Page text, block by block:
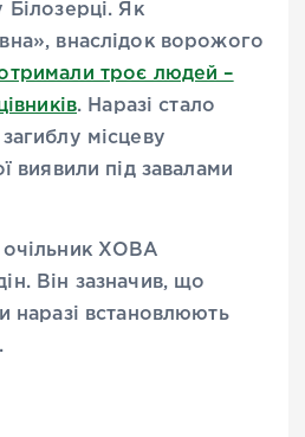
Білозерці. Як
внаслідок ворожого
троє людей –
. Наразі стало
місцеву
виявили під завалами
очільник ХОВА
Він зазначив, що
наразі встановлюють